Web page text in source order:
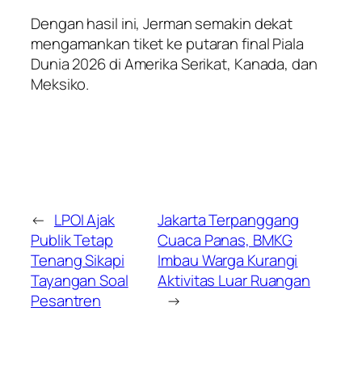
Dengan hasil ini, Jerman semakin dekat
mengamankan tiket ke putaran final Piala
Dunia 2026 di Amerika Serikat, Kanada, dan
Meksiko.
← LPOI Ajak
Publik Tetap
Tenang Sikapi
Tayangan Soal
Pesantren
Jakarta Terpanggang
Cuaca Panas, BMKG
Imbau Warga Kurangi
Aktivitas Luar Ruangan
→